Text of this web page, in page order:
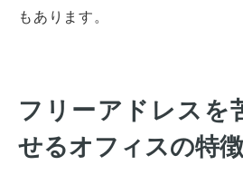
もあります。
フリーアドレスを
せるオフィスの特徴